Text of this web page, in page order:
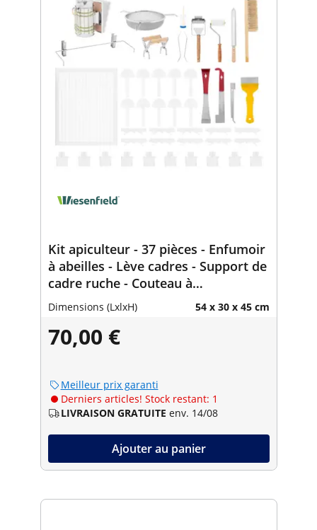
Kit apiculteur - 37 pièces - Enfumoir
à abeilles - Lève cadres - Support de
cadre ruche - Couteau à
désoperculer - Pièges à insectes
Dimensions (LxlxH) 54 x 30 x 45 cm
70,00 €
Meilleur prix garanti
Derniers articles! Stock restant: 1
LIVRAISON GRATUITE env. 14/08
Ajouter au panier